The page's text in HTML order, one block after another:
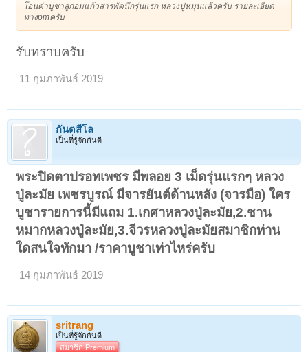
โอนค่าบูชาลูกอมแก้วสารพัดนึกรุ่นแรก หลวงปู่หมุนแล้วครับ รายละเอียด
ทางpmครับ
รับทราบครับ
11 กุมภาพันธ์ 2019
กันตสีโล
เป็นที่รู้จักกันดี
พระปิดตาปรอทเพชร มีพลอย 3 เม็ดรุ่นแรกๆ หลวง
ปู่ละมัย เพชรบูรณ์ มีจารยันต์ด้านหลัง (จารมือ) ใคร
บูชารายการนี้มีแถม 1.เกศาหลวงปู่ละมัย,2.ชาน
หมากหลวงปู่ละมัย,3.จีวรหลวงปู่ละมัยสมาชิกท่าน
ใดสนใจทักมา /ราคาบูชาเท่าไหร่ครับ
14 กุมภาพันธ์ 2019
sritrang
เป็นที่รู้จักกันดี
สมาชิก Premium